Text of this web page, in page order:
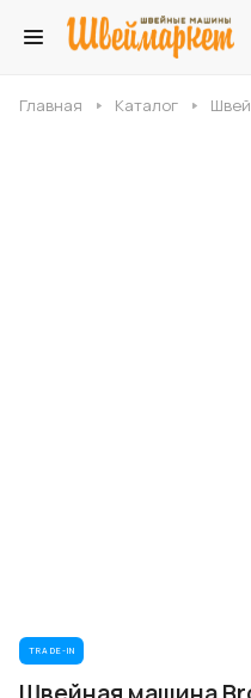
Главная Каталог
TRADE-IN